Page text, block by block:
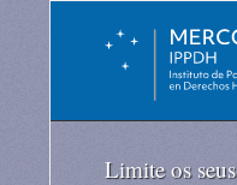
Limite os